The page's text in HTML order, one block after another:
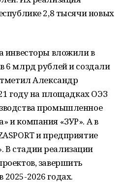
2,8 тысячи новых
инвесторы вложили в
6 млрд рублей и создали
Александр
году на площадках ОЭЗ
промышленное
и компания «ЗУР». А в
и предприятие
стадии реализации
завершить
2026 годах.